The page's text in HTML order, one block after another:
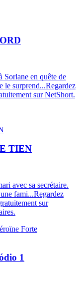
Sorlane en quête de
le surprend...Regardez
sur NetShort.
TIEN
avec sa secrétaire.
fami...Regardez
sur
Forte
1